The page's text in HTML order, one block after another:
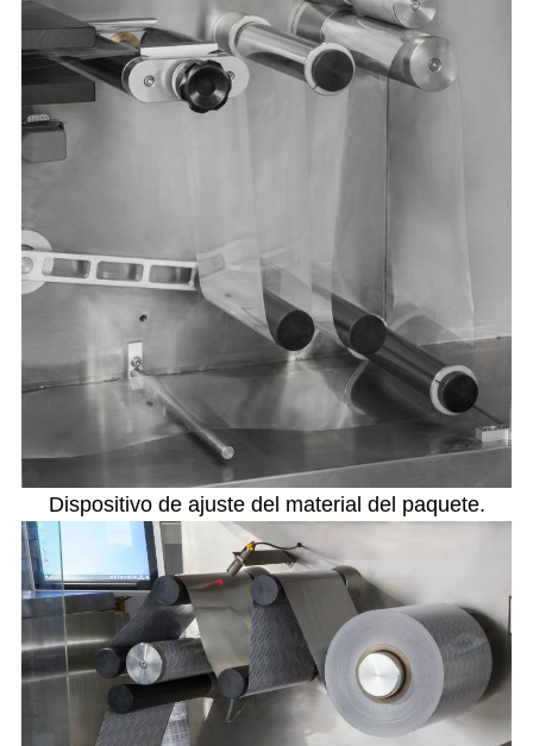
Dispositivo de ajuste del material del paquete.